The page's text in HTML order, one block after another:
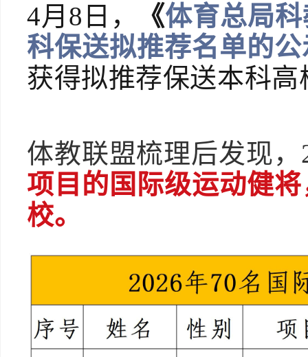
4月8日， 《体育总局
科保送拟推荐名单的公
获得拟推荐保送本科高
体教联盟梳理后发现，
项目的国际级运动健
校。